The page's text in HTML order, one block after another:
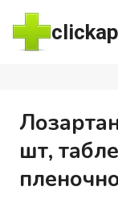
Перейти
содержимому
шт,